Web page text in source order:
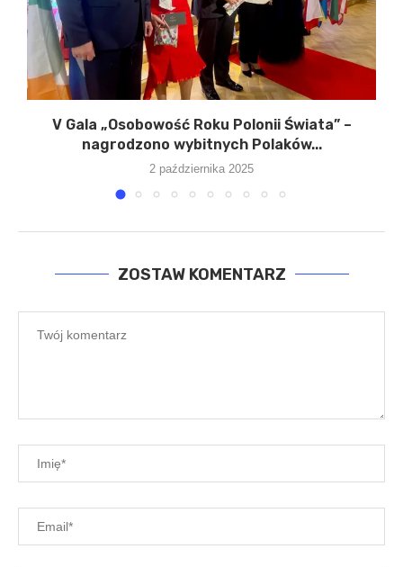
V Gala „Osobowość Roku Polonii Świata” –
nagrodzono wybitnych Polaków...
2 października 2025
ZOSTAW KOMENTARZ